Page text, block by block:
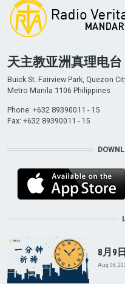
天主教亚洲真理电台
Buick St. Fairview Park, Quezon
Metro Manila 1106 Philippines
Phone: +632 89390011 - 15
Fax: +632 89390011 - 15
8月9
Aug 08,